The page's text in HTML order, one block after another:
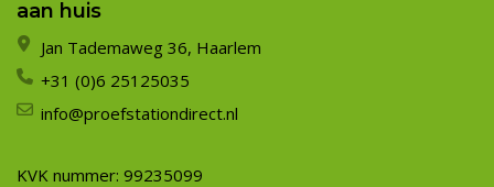
aan huis
Jan Tademaweg 36, Haarlem
+31 (0)6 25125035
info@proefstationdirect.nl
KVK nummer: 99235099